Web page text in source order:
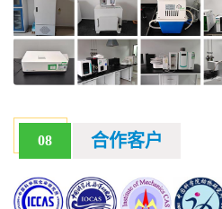
08 合作客户